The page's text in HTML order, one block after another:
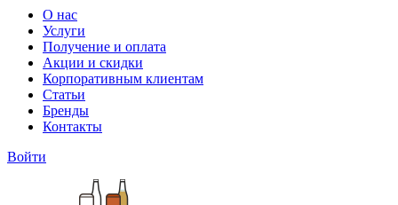
О нас
Услуги
Получение и оплата
Акции и скидки
Корпоративным клиентам
Статьи
Бренды
Контакты
Войти